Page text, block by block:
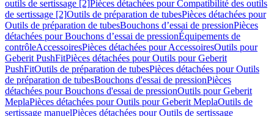
outils de sertissage [2]Pièces détachées pour Compatibilité des outils
de sertissage [2]Outils de préparation de tubesPièces détachées pour
Outils de préparation de tubesBouchons d’essai de pressionPièces
détachées pour Bouchons d’essai de pressionÉquipements de
contrôleAccessoiresPièces détachées pour AccessoiresOutils pour
Geberit PushFitPièces détachées pour Outils pour Geberit
PushFitOutils de préparation de tubesPièces détachées pour Outils
de préparation de tubesBouchons d'essai de pressionPièces
détachées pour Bouchons d'essai de pressionOutils pour Geberit
MeplaPièces détachées pour Outils pour Geberit MeplaOutils de
sertissage manuelPièces détachées pour Outils de sertissage